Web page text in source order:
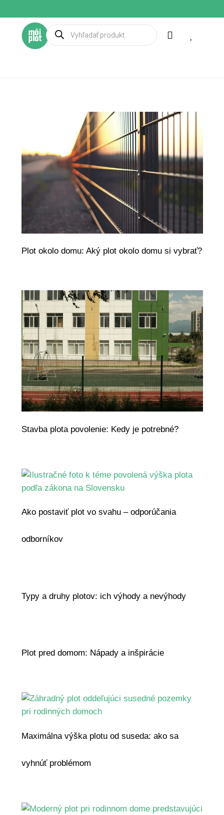
Products
search
Plot okolo domu: Aký plot okolo domu si vybrať?
Stavba plota povolenie: Kedy je potrebné?
Ako postaviť plot vo svahu – odporúčania
odborníkov
Typy a druhy plotov: ich výhody a nevýhody
Plot pred domom: Nápady a inšpirácie
Maximálna výška plotu od suseda: ako sa
vyhnúť problémom